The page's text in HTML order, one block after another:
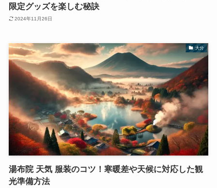
限定グッズを楽しむ秘訣
2024年11月26日
大分
湯布院 天気 服装のコツ！寒暖差や天候に対応した観
光準備方法